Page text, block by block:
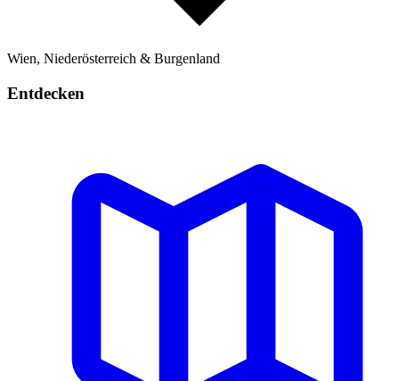
Wien, Niederösterreich & Burgenland
Entdecken